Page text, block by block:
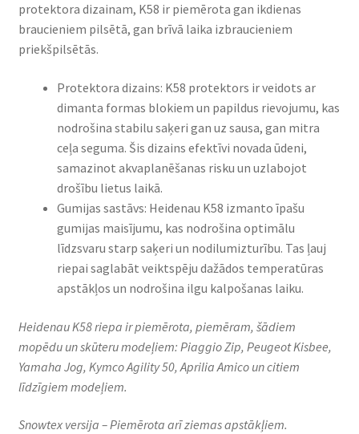
protektora dizainam, K58 ir piemērota gan ikdienas
braucieniem pilsētā, gan brīvā laika izbraucieniem
priekšpilsētās.
Protektora dizains: K58 protektors ir veidots ar
dimanta formas blokiem un papildus rievojumu, kas
nodrošina stabilu saķeri gan uz sausa, gan mitra
ceļa seguma. Šis dizains efektīvi novada ūdeni,
samazinot akvaplanēšanas risku un uzlabojot
drošību lietus laikā.
Gumijas sastāvs: Heidenau K58 izmanto īpašu
gumijas maisījumu, kas nodrošina optimālu
līdzsvaru starp saķeri un nodilumizturību. Tas ļauj
riepai saglabāt veiktspēju dažādos temperatūras
apstākļos un nodrošina ilgu kalpošanas laiku.
Heidenau K58 riepa ir piemērota, piemēram, šādiem
mopēdu un skūteru modeļiem: Piaggio Zip, Peugeot Kisbee,
Yamaha Jog, Kymco Agility 50, Aprilia Amico un citiem
līdzīgiem modeļiem.
Snowtex versija – Piemērota arī ziemas apstākļiem.